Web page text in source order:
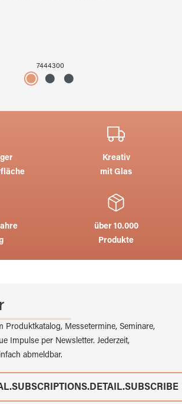
7444300
Kreativ
mit Glas
über 10.000
Produkte
Produktkatalog, Messetermine, Seminare,
Impulse per Newsletter. Jederzeit,
abmeldbar.